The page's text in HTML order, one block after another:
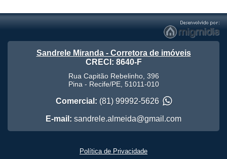
Sandrele Miranda - Corretora de imóveis
CRECI: 8640-F
Rua Capitão Rebelinho, 396
Pina - Recife/PE, 51011-010
Comercial: (81) 99992-5626
E-mail: sandrele.almeida@gmail.com
Política de Privacidade